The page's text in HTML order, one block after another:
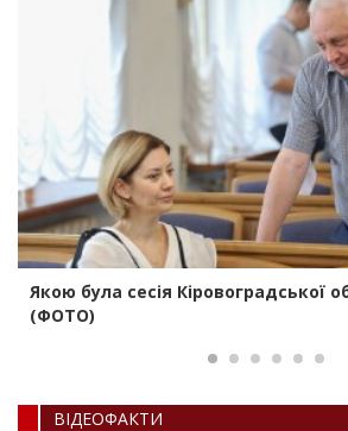
Якою була сесія Кіровоградської
(ФОТО)
ВIДЕОФАКТИ